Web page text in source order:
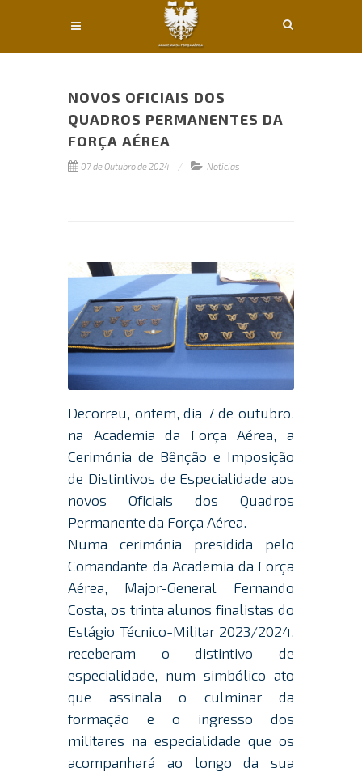
NOVOS OFICIAIS DOS
QUADROS PERMANENTES DA
FORÇA AÉREA
07 de Outubro de 2024 Notícias
Decorreu, ontem, dia 7 de outubro,
na Academia da Força Aérea, a
Cerimónia de Bênção e Imposição
de Distintivos de Especialidade aos
novos Oficiais dos Quadros
Permanente da Força Aérea.
Numa cerimónia presidida pelo
Comandante da Academia da Força
Aérea, Major-General Fernando
Costa, os trinta alunos finalistas do
Estágio Técnico-Militar 2023/2024,
receberam o distintivo de
especialidade, num simbólico ato
que assinala o culminar da
formação e o ingresso dos
militares na especialidade que os
acompanhará ao longo da sua